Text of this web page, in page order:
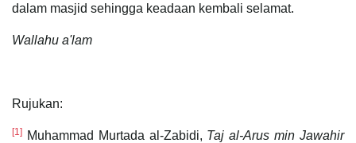
dalam masjid sehingga keadaan kembali selamat.
Wallahu a'lam
Rujukan:
[1] Muhammad Murtada al-Zabidi, Taj al-Arus min Jawahir